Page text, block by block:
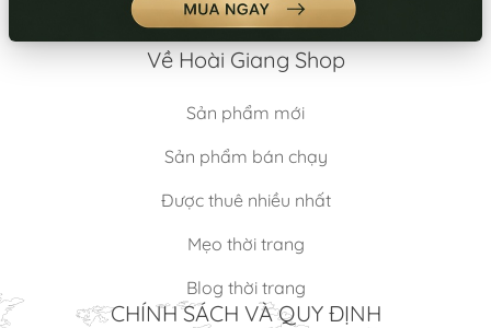
Về Hoài Giang Shop
Sản phẩm mới
Sản phẩm bán chạy
Được thuê nhiều nhất
Mẹo thời trang
Blog thời trang
CHÍNH SÁCH VÀ QUY ĐỊNH